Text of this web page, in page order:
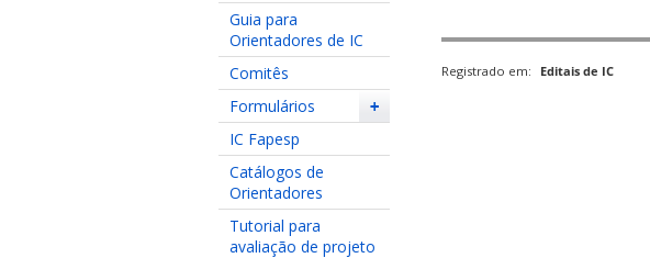
Guia para
Orientadores de IC
Comitês
+
Formulários
IC Fapesp
Catálogos de
Orientadores
Tutorial para
avaliação de projeto
Registrado em: Editais de IC